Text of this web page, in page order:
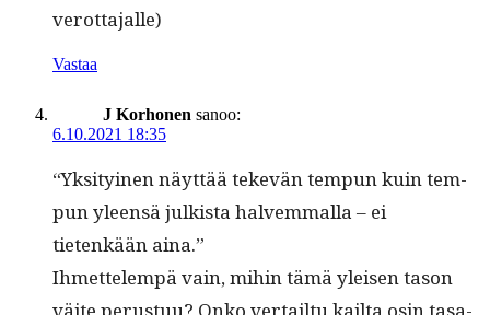
verottajalle)
Vastaa
J Korhonen sanoo:
6.10.2021 18:35
“Yksi­tyi­nen näyt­tää tekevän tem­pun kuin tem­
pun yleen­sä julk­ista halvem­mal­la – ei
tietenkään aina.”
Ihmettelem­pä vain, mihin tämä yleisen tason
väite perus­tuu? Onko ver­tail­tu kail­ta osin tas­a­